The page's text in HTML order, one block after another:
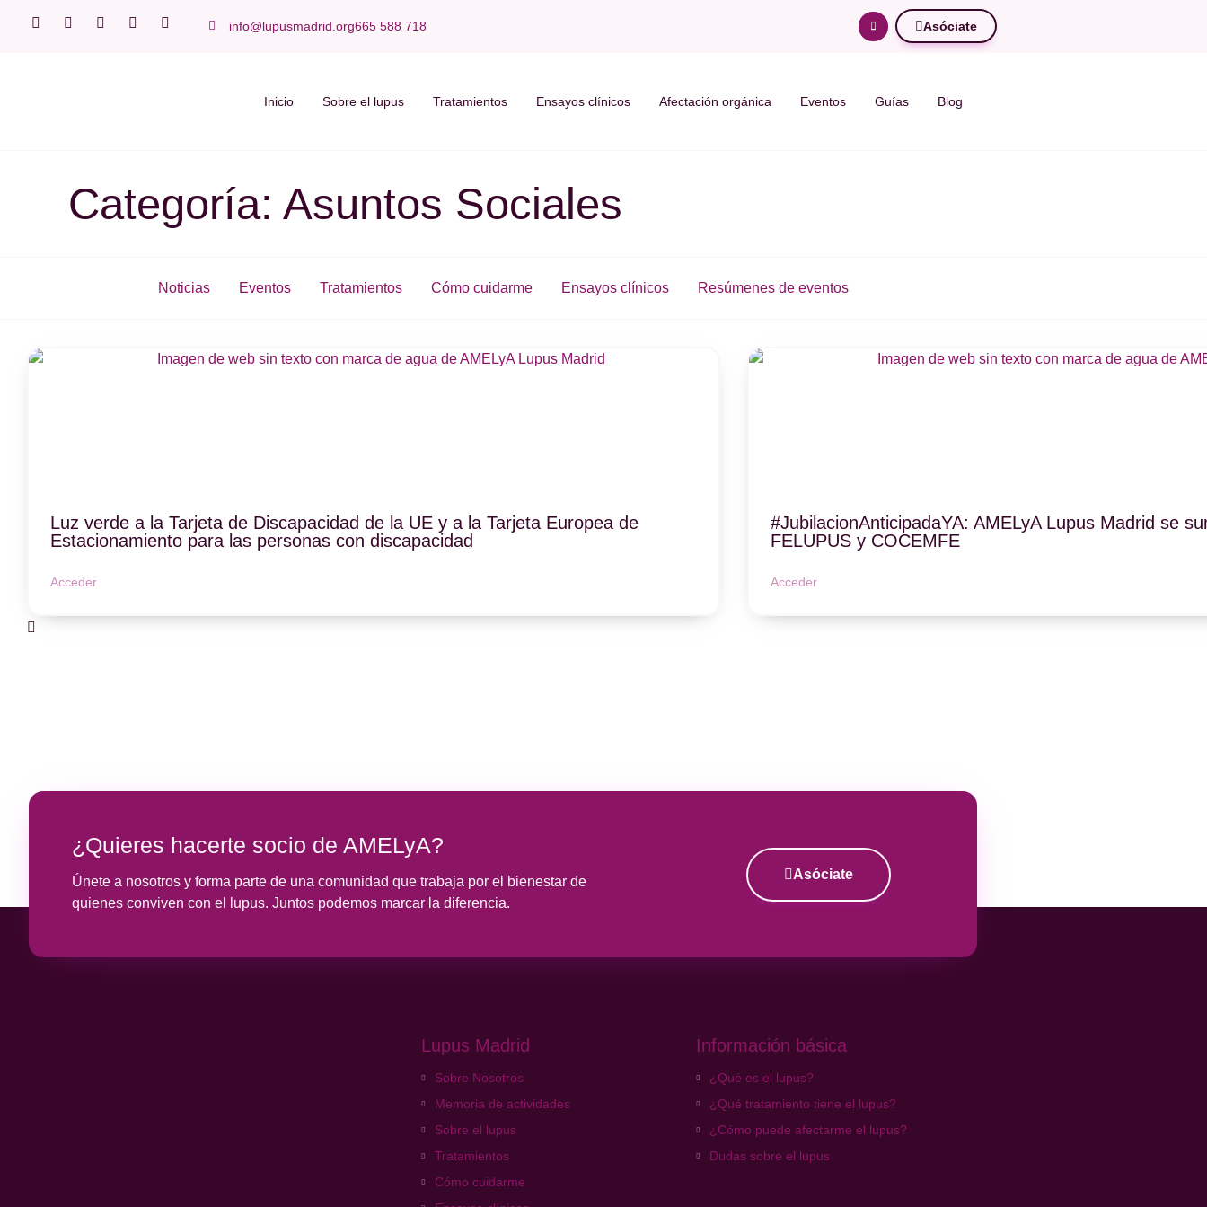
info@lupusmadrid.org665 588 718 Asóciate
Inicio Sobre el lupus Tratamientos Ensayos clínicos Afectación orgánica Eventos Guías Blog
Categoría: Asuntos Sociales
Noticias Eventos Tratamientos Cómo cuidarme Ensayos clínicos Resúmenes de eventos
Luz verde a la Tarjeta de Discapacidad de la UE y a la Tarjeta Europea de
Estacionamiento para las personas con discapacidad
Acceder
#JubilacionAnticipadaYA: AMELyA Lupus Madrid se
FELUPUS y COCEMFE
Acceder
¿Quieres hacerte socio de AMELyA?
Únete a nosotros y forma parte de una comunidad que trabaja por el bienestar de
quienes conviven con el lupus. Juntos podemos marcar la diferencia.
Asóciate
Lupus Madrid
Sobre Nosotros
Memoria de actividades
Sobre el lupus
Tratamientos
Cómo cuidarme
Información básica
¿Qué es el lupus?
¿Qué tratamiento tiene el lupus?
¿Cómo puede afectarme el lupus?
Dudas sobre el lupus